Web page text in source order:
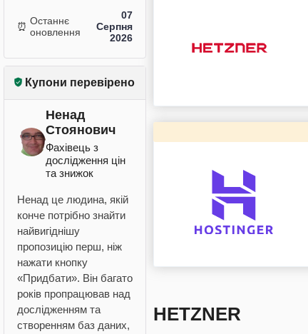
⏰ Останнє
оновлення
07
Серпня
2026
Купони перевірено
Ненад
Стоянович
Фахівець з
дослідження цін
та знижок
Ненад це людина, якій
конче потрібно знайти
найвигіднішу
пропозицію перш, ніж
нажати кнопку
«Придбати». Він багато
років пропрацював над
дослідженням та
створенням баз даних,
HETZNER